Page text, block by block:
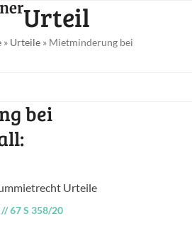
Urteil
» Urteile » Mietminderung bei
bei
Urteile
//67 S 358/20